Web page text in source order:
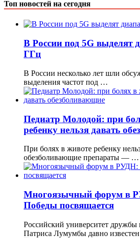
Топ новостей на сегодня
В России под 5G выделят
ГГц
В России несколько лет шли
выделения частот под …
Педиатр Молодой: при
ребенку нельзя давать
При болях в животе ребенку
обезболивающие препараты — …
Многоязычный форум в
Победы посвящается
Российский университет дружбы
Патриса Лумумбы давно